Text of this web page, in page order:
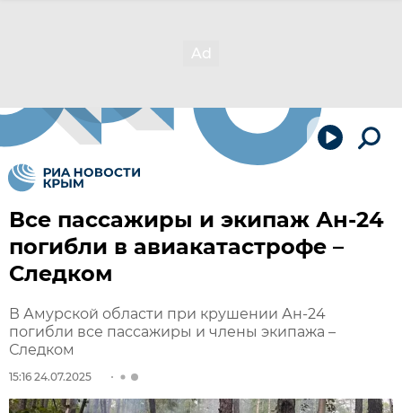
Все пассажиры и экипаж Ан-24
погибли в авиакатастрофе –
Следком
В Амурской области при крушении Ан-24
погибли все пассажиры и члены экипажа –
Следком
15:16 24.07.2025